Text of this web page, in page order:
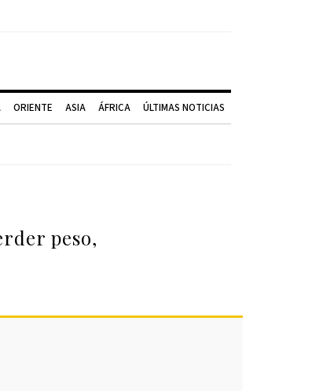
ORIENTE ASIA ÁFRICA ÚLTIMAS NOTICIAS
peso,